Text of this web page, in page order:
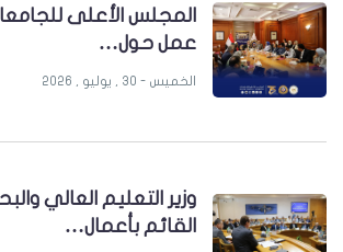
المجلس الأعلى
عمل حول…
الخميس - 30 , يوليو , 2026
وزير التعليم العالي
القائم بأعمال…